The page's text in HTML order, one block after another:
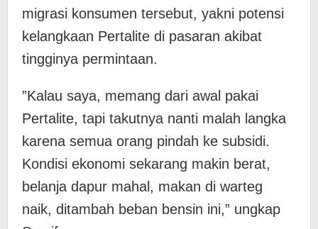
migrasi konsumen tersebut, yakni potensi
kelangkaan Pertalite di pasaran akibat
tingginya permintaan.
​”Kalau saya, memang dari awal pakai
Pertalite, tapi takutnya nanti malah langka
karena semua orang pindah ke subsidi.
Kondisi ekonomi sekarang makin berat,
belanja dapur mahal, makan di warteg
naik, ditambah beban bensin ini,” ungkap